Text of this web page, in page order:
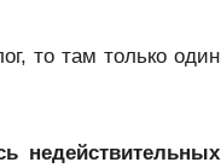
то там только один
недействительных